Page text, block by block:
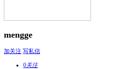
mengge
加关注 写私信
0关注